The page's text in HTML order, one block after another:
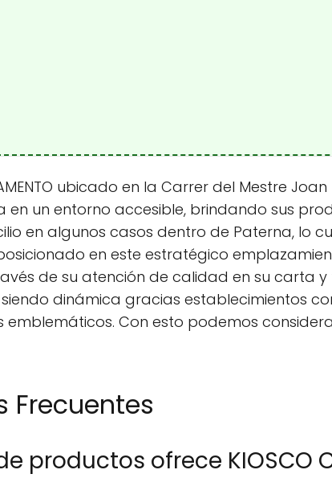
ubicado en la Carrer del Mestre
en un entorno accesible, brindando sus
en algunos casos dentro de Paterna, lo
en este estratégico
de su atención de calidad en su carta
dinámica gracias establecimientos
emblemáticos. Con esto podemos
Frecuentes
productos ofrece KIOSCO